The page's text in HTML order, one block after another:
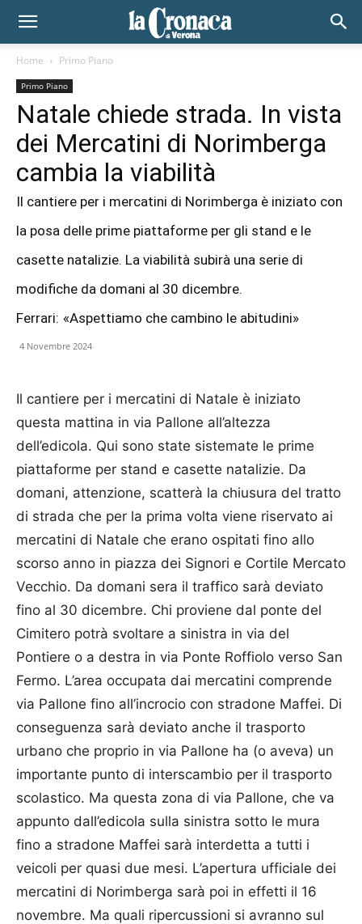
Home Primo Piano
Primo Piano
Natale chiede strada. In vista
dei Mercatini di Norimberga
cambia la viabilità
Il cantiere per i mercatini di Norimberga è iniziato con
la posa delle prime piattaforme per gli stand e le
casette natalizie. La viabilità subirà una serie di
modifiche da domani al 30 dicembre.
Ferrari: «Aspettiamo che cambino le abitudini»
4 Novembre 2024
Il cantiere per i mercatini di Natale è iniziato
questa mattina in via Pallone all’altezza
dell’edicola. Qui sono state sistemate le prime
piattaforme per stand e casette natalizie. Da
domani, attenzione, scatterà la chiusura del tratto
di strada che per la prima volta viene riservato ai
mercatini di Natale che erano ospitati fino allo
scorso anno in piazza dei Signori e Cortile Mercato
Vecchio. Da domani sera il traffico sarà deviato
fino al 30 dicembre. Chi proviene dal ponte del
Cimitero potrà svoltare a sinistra in via del
Pontiere o a destra in via Ponte Roffiolo verso San
Fermo. L’area occupata dai mercatini comprende
via Pallone fino all’incrocio con stradone Maffei. Di
conseguenza sarà deviato anche il trasporto
urbano che proprio in via Pallone ha (o aveva) un
importante punto di interscambio per il trasporto
scolastico. Ma questa zona di via Pallone, che va
appunto dall’edicola sulla sinistra sotto le mura
fino a stradone Maffei sarà interdetta a tutti i
veicoli per quasi due mesi. L’apertura ufficiale dei
mercatini di Norimberga sarà poi in effetti il 16
novembre. Ma quali ripercussioni si avranno sul